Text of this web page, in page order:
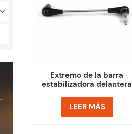
Extremo de la barra
estabilizadora delantera
39001003 39001004
LEER MÁS